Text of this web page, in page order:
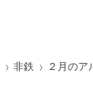
非鉄 ２月の